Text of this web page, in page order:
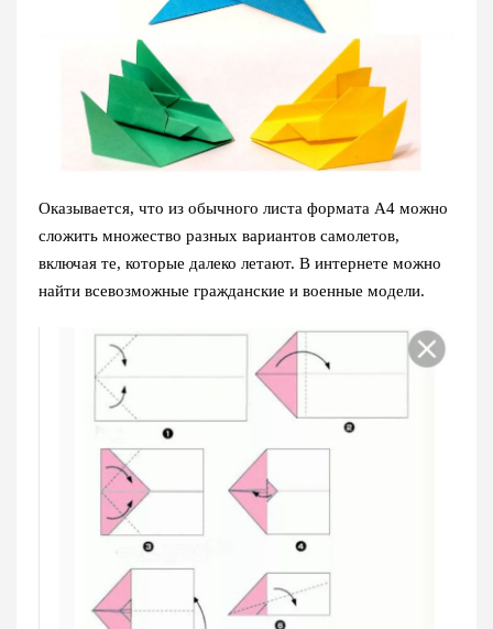
Оказывается, что из обычного листа формата А4 можно
сложить множество разных вариантов самолетов,
включая те, которые далеко летают. В интернете можно
найти всевозможные гражданские и военные модели.